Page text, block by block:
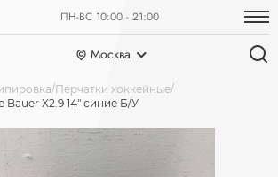
ПН-ВС 10:00 - 21:00
Москва
Перчатки хоккейные
Bauer X2.9 14" синие Б/У